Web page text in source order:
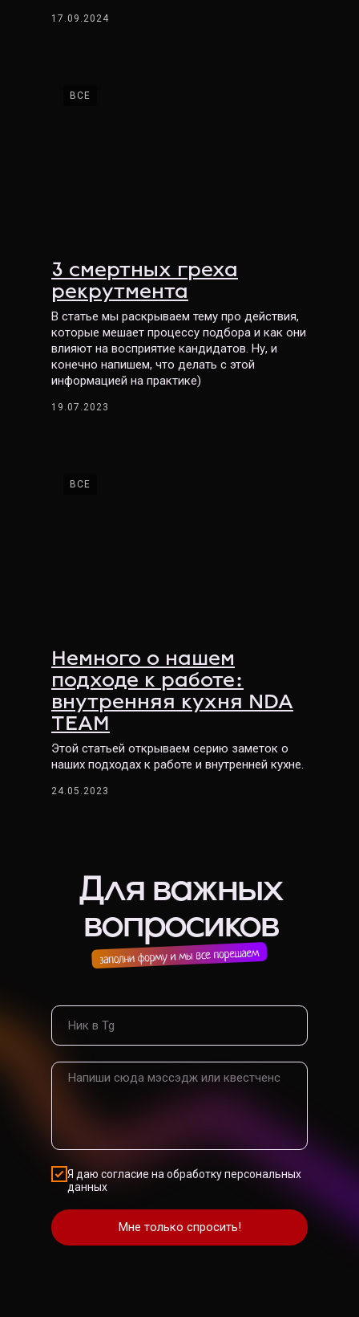
17.09.2024
ВСЕ
3 смертных греха
рекрутмента
В статье мы раскрываем тему про действия,
которые мешает процессу подбора и как они
влияют на восприятие кандидатов. Ну, и
конечно напишем, что делать с этой
информацией на практике)
19.07.2023
ВСЕ
Немного о нашем
подходе к работе:
внутренняя кухня NDA
TEAM
Этой статьей открываем серию заметок о
наших подходах к работе и внутренней кухне.
24.05.2023
Для важных
вопросиков
Я даю согласие на обработку персональных
данных
Мне только спросить!